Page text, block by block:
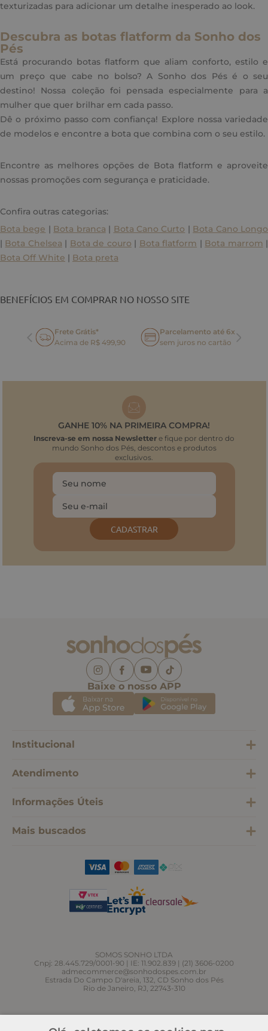
texturizadas para adicionar um detalhe inesperado ao look.
Descubra as botas flatform da Sonho dos
Pés
Está procurando botas flatform que aliam conforto, estilo e
um preço que cabe no bolso? A Sonho dos Pés é o seu
destino! Nossa coleção foi pensada especialmente para a
mulher que quer brilhar em cada passo.
Dê o próximo passo com confiança! Explore nossa variedade
de modelos e encontre a bota que combina com o seu estilo.
Encontre as melhores opções de Bota flatform e aproveite
nossas promoções com segurança e praticidade.
Confira outras categorias:
Bota bege | Bota branca | Bota Cano Curto | Bota Cano Longo
| Bota Chelsea | Bota de couro | Bota flatform | Bota marrom |
Bota Off White | Bota preta
BENEFÍCIOS EM COMPRAR NO NOSSO SITE
Frete Grátis*
Acima de R$ 499,90
Parcelamento até 6x
sem juros no cartão
GANHE 10% NA PRIMEIRA COMPRA!
Inscreva-se em nossa Newsletter e fique por dentro do
mundo Sonho dos Pés, descontos e produtos
exclusivos.
CADASTRAR
Baixe o nosso APP
Institucional
Atendimento
Informações Úteis
Mais buscados
SOMOS SONHO LTDA
Cnpj: 28.445.729/0001-90 | IE: 11.902.839 | (21) 3606-0200
admecommerce@sonhodospes.com.br
Estrada Do Campo D'areia, 132, CD Sonho dos Pés
Rio de Janeiro, RJ, 22743-310